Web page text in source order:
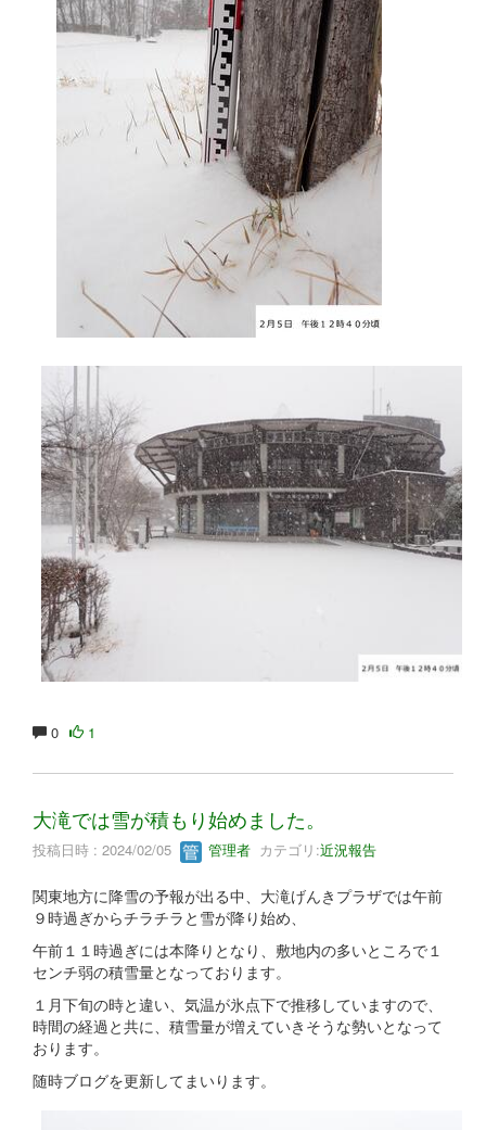
0 1
大滝では雪が積もり始めました。
投稿日時 : 2024/02/05 管理者 カテゴリ:近況報告
関東地方に降雪の予報が出る中、大滝げんきプラザでは午前
９時過ぎからチラチラと雪が降り始め、
午前１１時過ぎには本降りとなり、敷地内の多いところで１
センチ弱の積雪量となっております。
１月下旬の時と違い、気温が氷点下で推移していますので、
時間の経過と共に、積雪量が増えていきそうな勢いとなって
おります。
随時ブログを更新してまいります。